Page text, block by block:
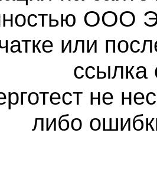
ООО
или
ссылка
не
либо